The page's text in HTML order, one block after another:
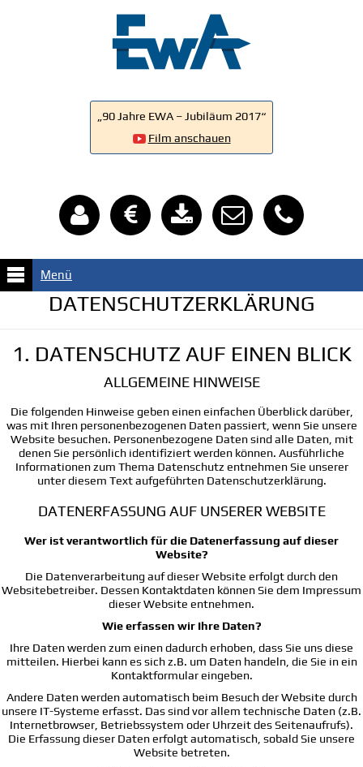
„90 Jahre EWA – Jubiläum 2017“
Film anschauen
Menü
DATENSCHUTZERKLÄRUNG
1. DATENSCHUTZ AUF EINEN BLICK
ALLGEMEINE HINWEISE
Die folgenden Hinweise geben einen einfachen Überblick darüber,
was mit Ihren personenbezogenen Daten passiert, wenn Sie unsere
Website besuchen. Personenbezogene Daten sind alle Daten, mit
denen Sie persönlich identifiziert werden können. Ausführliche
Informationen zum Thema Datenschutz entnehmen Sie unserer
unter diesem Text aufgeführten Datenschutzerklärung.
DATENERFASSUNG AUF UNSERER WEBSITE
Wer ist verantwortlich für die Datenerfassung auf dieser
Website?
Die Datenverarbeitung auf dieser Website erfolgt durch den
Websitebetreiber. Dessen Kontaktdaten können Sie dem Impressum
dieser Website entnehmen.
Wie erfassen wir Ihre Daten?
Ihre Daten werden zum einen dadurch erhoben, dass Sie uns diese
mitteilen. Hierbei kann es sich z.B. um Daten handeln, die Sie in ein
Kontaktformular eingeben.
Andere Daten werden automatisch beim Besuch der Website durch
unsere IT-Systeme erfasst. Das sind vor allem technische Daten (z.B.
Internetbrowser, Betriebssystem oder Uhrzeit des Seitenaufrufs).
Die Erfassung dieser Daten erfolgt automatisch, sobald Sie unsere
Website betreten.